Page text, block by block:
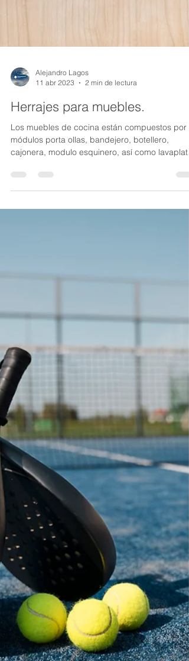
11 abr 2023
2 min de lectura
cajonera, modulo esquinero, así como